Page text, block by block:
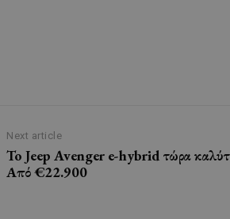
Next article
To Jeep Avenger e-hybrid τώρα
Από €22.900